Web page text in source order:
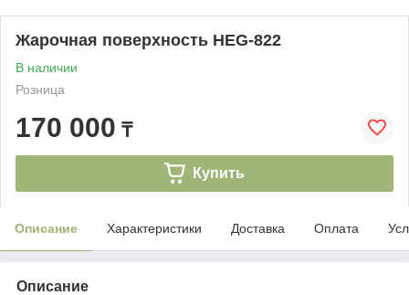
Жарочная поверхность HEG-822
В наличии
Розница
170 000 ₸
Купить
Описание Характеристики Доставка Оплата
Описание